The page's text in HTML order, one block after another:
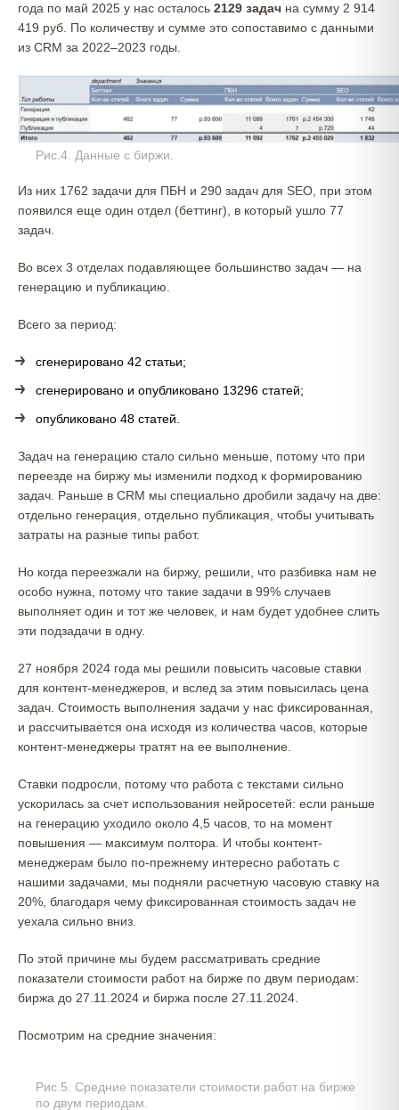
года по май 2025 у нас осталось 2129 задач на сумму 2 914
419 руб. По количеству и сумме это сопоставимо с данными
из CRM за 2022–2023 годы.
Рис.4. Данные с биржи.
Из них 1762 задачи для ПБН и 290 задач для SEO, при этом
появился еще один отдел (беттинг), в который ушло 77
задач.
Во всех 3 отделах подавляющее большинство задач — на
генерацию и публикацию.
Всего за период:
сгенерировано 42 статьи;
сгенерировано и опубликовано 13296 статей;
опубликовано 48 статей.
Задач на генерацию стало сильно меньше, потому что при
переезде на биржу мы изменили подход к формированию
задач. Раньше в CRM мы специально дробили задачу на две:
отдельно генерация, отдельно публикация, чтобы учитывать
затраты на разные типы работ.
Но когда переезжали на биржу, решили, что разбивка нам не
особо нужна, потому что такие задачи в 99% случаев
выполняет один и тот же человек, и нам будет удобнее слить
эти подзадачи в одну.
27 ноября 2024 года мы решили повысить часовые ставки
для контент-менеджеров, и вслед за этим повысилась цена
задач. Стоимость выполнения задачи у нас фиксированная,
и рассчитывается она исходя из количества часов, которые
контент-менеджеры тратят на ее выполнение.
Ставки подросли, потому что работа с текстами сильно
ускорилась за счет использования нейросетей: если раньше
на генерацию уходило около 4,5 часов, то на момент
повышения — максимум полтора. И чтобы контент-
менеджерам было по-прежнему интересно работать с
нашими задачами, мы подняли расчетную часовую ставку на
20%, благодаря чему фиксированная стоимость задач не
уехала сильно вниз.
По этой причине мы будем рассматривать средние
показатели стоимости работ на бирже по двум периодам:
биржа до 27.11.2024 и биржа после 27.11.2024.
Посмотрим на средние значения:
Рис.5. Средние показатели стоимости работ на бирже
по двум периодам.